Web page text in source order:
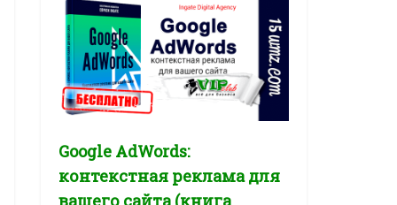
Google AdWords:
контекстная реклама для
вашего сайта (книга